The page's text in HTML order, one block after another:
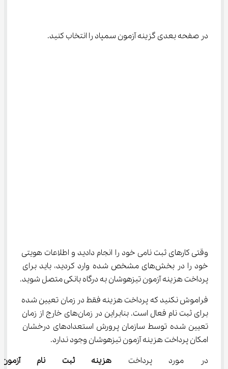
در صفحه بعدی گزینه آزمون سمپاد را انتخاب کنید.
وقتی کارهای ثبت نامی خود را انجام دادید و اطلاعات هویتی
خود را در بخش‌های مشخص شده وارد کردید، باید برای
پرداخت هزینه آزمون تیزهوشان به درگاه بانکی متصل شوید.
فراموش نکنید که پرداخت هزینه فقط در زمان تعیین شده
برای ثبت نام فعال است. بنابراین در زمان‌های خارج از زمان
تعیین شده توسط سازمان پرورش استعدادهای درخشان
امکان پرداخت هزینه آزمون تیزهوشان وجود ندارد.
در مورد پرداخت هزینه ثبت نام